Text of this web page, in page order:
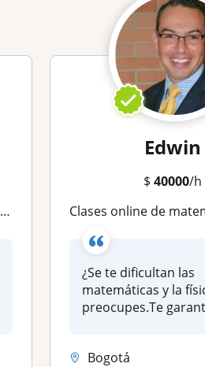
Edwin
$40000/h
Clases online de matemáticas y física para todos,
¿Se te dificultan las
matemáticas y la física?
preocupes.Te
Bogotá